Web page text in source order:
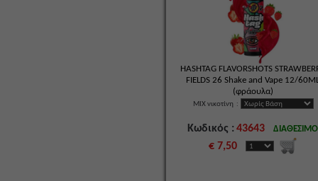
HASHTAG FLAVORSHOTS
FIELDS 26 Shake and Vape 12/
(φράουλα)
MIX νικοτίνη :
Κωδικός : 43643 ΔΙΑΘΕΣΙΜΟ
€ 7,50